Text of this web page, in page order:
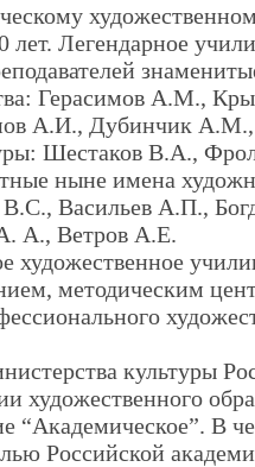
лет. Легендарное
Герасимов А.М.,
А.И., Дубинчик
Шестаков В.А.,
ныне имена
Васильев А.П.,
А., Ветров А.Е.
художественное
методическим
культуры
художественного
“Академическое”. В
Российской